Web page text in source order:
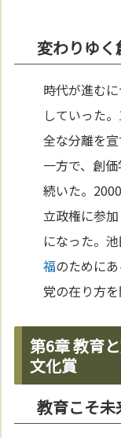
変わりゆ
時代が進む
していった。
全な分離を宣
一方で、創
続いた。
立政権に参
になった。
福のために
党の在り方を
第6章 教育
文化賞
教育こそ